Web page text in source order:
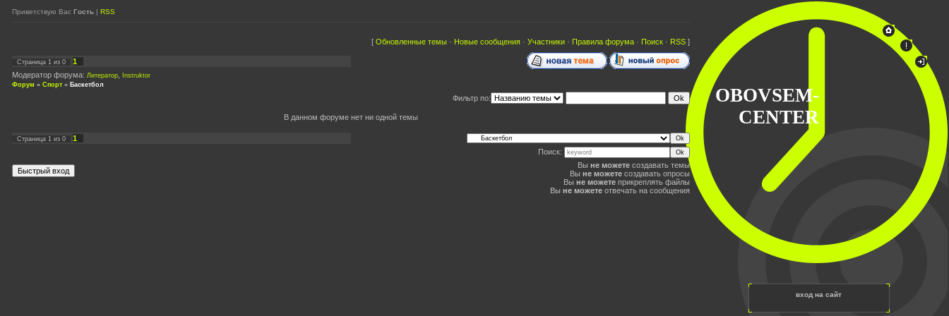
Приветствую Вас Гость | RSS
[ Обновленные темы · Новые сообщения · Участники · Правила форума · Поиск · RSS ]
Страница 1 из 0
1
Модератор форума: Литератор
Instruktor
Форум » Спорт » Баскетбол
Фильтр по:
В данном форуме нет ни одной темы
Страница 1 из 0
1
Поиск:
Вы не можете создавать темы
Вы не можете создавать опросы
Вы не можете прикреплять файлы
Вы не можете отвечать на сообщения
OBOVSEM-
CENTER
вход на сайт